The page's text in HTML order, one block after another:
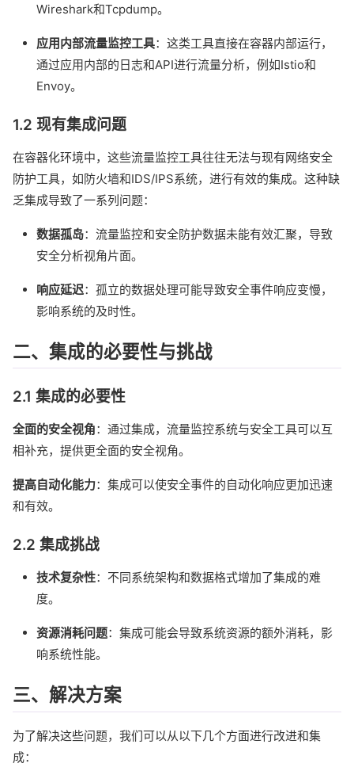
Wireshark和Tcpdump。
应用内部流量监控工具：这类工具直接在容器内部运行，
通过应用内部的日志和API进行流量分析，例如Istio和
Envoy。
1.2 现有集成问题
在容器化环境中，这些流量监控工具往往无法与现有网络安全
防护工具，如防火墙和IDS/IPS系统，进行有效的集成。这种缺
乏集成导致了一系列问题：
数据孤岛：流量监控和安全防护数据未能有效汇聚，导致
安全分析视角片面。
响应延迟：孤立的数据处理可能导致安全事件响应变慢，
影响系统的及时性。
二、集成的必要性与挑战
2.1 集成的必要性
全面的安全视角：通过集成，流量监控系统与安全工具可以互
相补充，提供更全面的安全视角。
提高自动化能力：集成可以使安全事件的自动化响应更加迅速
和有效。
2.2 集成挑战
技术复杂性：不同系统架构和数据格式增加了集成的难
度。
资源消耗问题：集成可能会导致系统资源的额外消耗，影
响系统性能。
三、解决方案
为了解决这些问题，我们可以从以下几个方面进行改进和集
成：